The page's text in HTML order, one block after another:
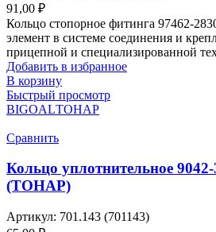
91,00 ₽
Кольцо стопорное фитинга 97462-
элемент в системе соединения и
прицепной и специализированной
Добавить в избранное
В корзину
Быстрый просмотр
BIGOALТОНАР
Сравнить
Кольцо уплотнительное
(ТОНАР)
Артикул: 701.143 (701143)